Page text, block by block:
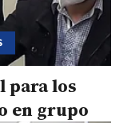
para los
en grupo